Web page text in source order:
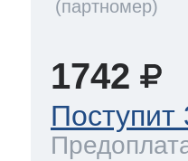
1742
Поступит